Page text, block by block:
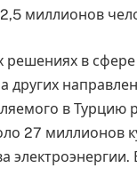
миллионов
решениях в
других
в Турцию
27 миллионов